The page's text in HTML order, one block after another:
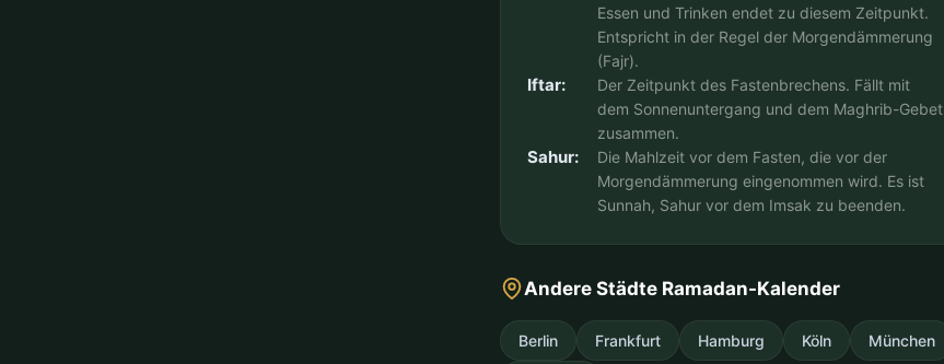
Essen und Trinken endet zu diesem Zeitpunkt.
Entspricht in der Regel der Morgendämmerung
(Fajr).
Iftar:
Der Zeitpunkt des Fastenbrechens. Fällt mit
dem Sonnenuntergang und dem Maghrib-Gebet
zusammen.
Sahur:
Die Mahlzeit vor dem Fasten, die vor der
Morgendämmerung eingenommen wird. Es ist
Sunnah, Sahur vor dem Imsak zu beenden.
Andere Städte Ramadan-Kalender
Berlin Frankfurt Hamburg Köln München